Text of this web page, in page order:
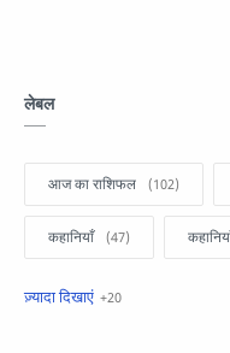
लेबल
आज का राशिफल
कहानियाँ
खबरें फटाफट